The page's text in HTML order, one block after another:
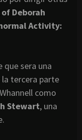
Deborah
Activity:
sera una
tercera parte
como
Stewart, una